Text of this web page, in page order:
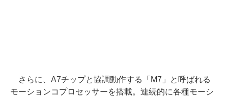
さらに、A7チップと協調動作する「M7」と呼ばれる
モーションコプロセッサーを搭載。連続的に各種モーシ